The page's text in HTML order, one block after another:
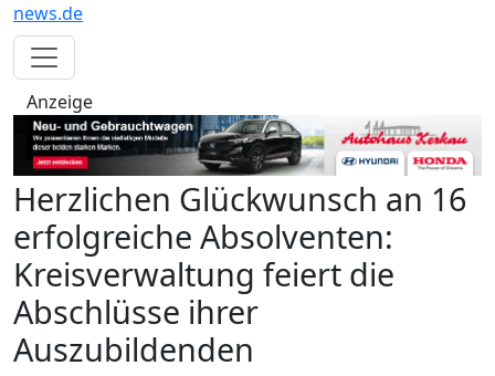
news.de
Anzeige
Herzlichen Glückwunsch an 16
erfolgreiche Absolventen:
Kreisverwaltung feiert die
Abschlüsse ihrer
Auszubildenden